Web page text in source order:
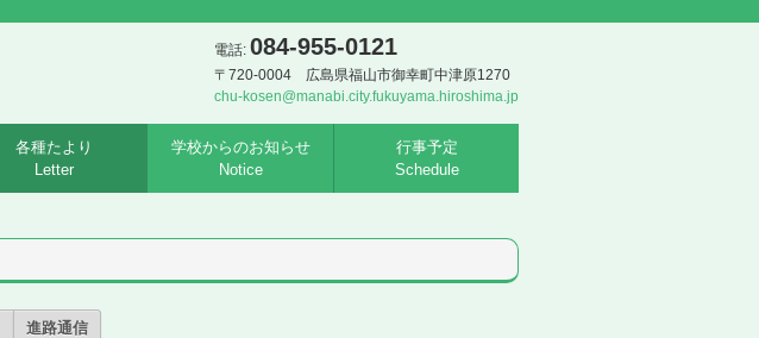
電話: 084-955-0121
〒720-0004 広島県福山市御幸町中津原1270
chu-kosen@manabi.city.fukuyama.hiroshima.jp
各種たより
Letter
学校からのお知らせ
Notice
行事予定
Schedule
進路通信